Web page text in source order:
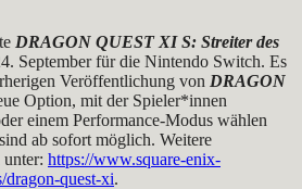
DRAGON QUEST XI S: Streiter des
September für die Nintendo Switch. Es
Veröffentlichung von DRAGON
Option, mit der Spieler*innen
einem Performance-Modus wählen
ab sofort möglich. Weitere
https://www.square-enix-
dragon-quest-xi.